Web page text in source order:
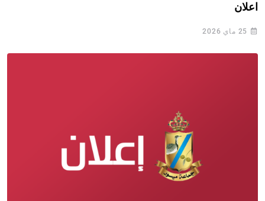
اعلان
25 ماي 2026